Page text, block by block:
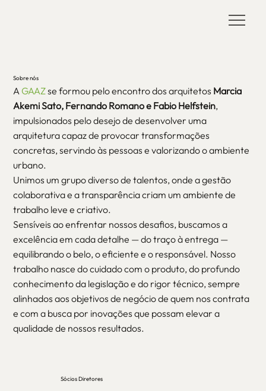
Sobre nós
A GAAZse formou pelo encontro dos arquitetos Marcia
Akemi Sato, Fernando Romano e Fabio Helfstein,
impulsionados pelo desejo de desenvolver uma
arquitetura capaz de provocar transformações
concretas, servindo às pessoas e valorizando o ambiente
urbano.
Unimos um grupo diverso de talentos, onde a gestão
colaborativa e a transparência criam um ambiente de
trabalho leve e criativo.
Sensíveis ao enfrentar nossos desafios, buscamos a
excelência em cada detalhe — do traço à entrega —
equilibrando o belo, o eficiente e o responsável. Nosso
trabalho nasce do cuidado com o produto, do profundo
conhecimento da legislação e do rigor técnico, sempre
alinhados aos objetivos de negócio de quem nos contrata
e com a busca por inovações que possam elevar a
qualidade de nossos resultados.
Sócios Diretores